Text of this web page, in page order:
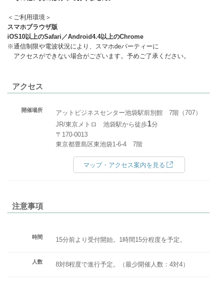
＜ご利用環境＞
スマホブラウザ版
iOS10以上のSafari／Android4.4以上のChrome
※通信制限や電波状況により、スマホdeパーティーに
アクセスができない場合がございます。予めご了承ください。
アクセス
開催場所
アットビジネスセンター池袋駅前別館 7階（707）
JR/東京メトロ 池袋駅から徒歩1分
〒170-0013
東京都豊島区東池袋1-6-4 7階
マップ・アクセス案内を見る
注意事項
時間 15分前より受付開始。1時間15分程度を予定。
人数 8対8程度で進行予定。（最少開催人数：4対4）